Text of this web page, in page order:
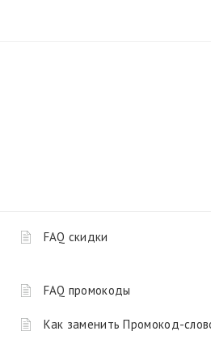
FAQ скидки
FAQ промокоды
Как заменить Промокод-